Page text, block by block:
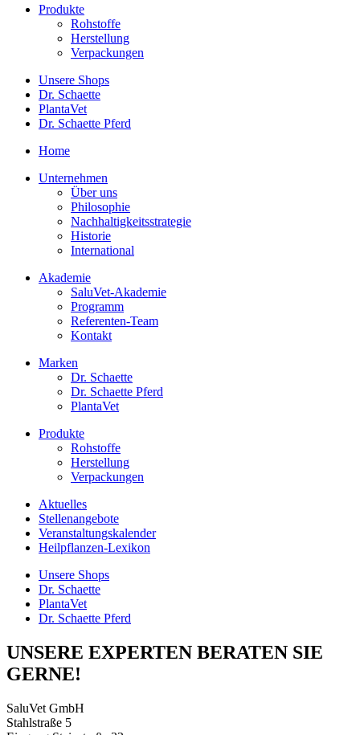
Produkte
Rohstoffe
Herstellung
Verpackungen
Unsere Shops
Dr. Schaette
PlantaVet
Dr. Schaette Pferd
Home
Unternehmen
Über uns
Philosophie
Nachhaltigkeitsstrategie
Historie
International
Akademie
SaluVet-Akademie
Programm
Referenten-Team
Kontakt
Marken
Dr. Schaette
Dr. Schaette Pferd
PlantaVet
Produkte
Rohstoffe
Herstellung
Verpackungen
Aktuelles
Stellenangebote
Veranstaltungskalender
Heilpflanzen-Lexikon
Unsere Shops
Dr. Schaette
PlantaVet
Dr. Schaette Pferd
UNSERE EXPERTEN BERATEN SIE
GERNE!
SaluVet GmbH
Stahlstraße 5